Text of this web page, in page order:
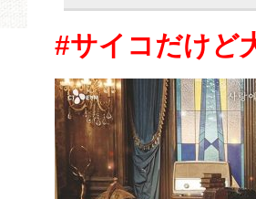
#サイコだけど